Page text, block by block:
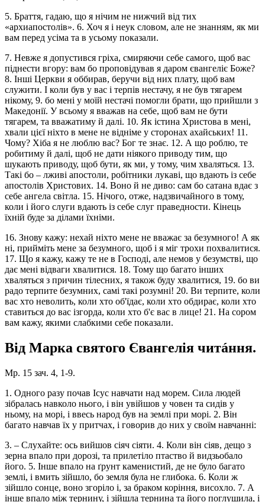
5. Браття, гадаю, що я нічим не нижчий від тих
«архиапостолів». 6. Хоч я і неук словом, але не знанням, як ми
вам перед усіма та в усьому показали.
7. Невже я допустився гріха, смиряючи себе самого, щоб вас
піднести вгору: вам бо проповідував я даром євангеліє Боже?
8. Інші Церкви я оббирав, беручи від них плату, щоб вам
служити. І коли був у вас і терпів нестачу, я не був тягарем
нікому, 9. бо мені у моїй нестачі помогли брати, що прийшли з
Македонії. У всьому я вважав на себе, щоб вам не бути
тягарем, та вважатиму й далі. 10. Як істина Христова в мені,
хвали цієї ніхто в мене не відніме у сторонах ахайських! 11.
Чому? Хіба я не люблю вас? Бог те знає. 12. А що роблю, те
робитиму й далі, щоб не дати ніякого приводу тим, що
шукають приводу, щоб бути, як ми, у тому, чим хваляться. 13.
Такі бо – лживі апостоли, робітники лукаві, що вдають із себе
апостолів Христових. 14. Воно й не диво: сам бо сатана вдає з
себе ангела світла. 15. Нічого, отже, надзвичайного в тому,
коли і його слуги вдають із себе слуг праведности. Кінець
їхній буде за ділами їхніми.
16. Знову кажу: нехай ніхто мене не вважає за безумного! А як
ні, прийміть мене за безумного, щоб і я міг трохи похвалитися.
17. Що я кажу, кажу те не в Господі, але немов у безумстві, що
дає мені відваги хвалитися. 18. Тому що багато інших
хваляться з причин тілесних, я також буду хвалитися, 19. бо ви
радо терпите безумних, самі такі розумні! 20. Ви терпите, коли
вас хто неволить, коли хто об'їдає, коли хто обдирає, коли хто
ставиться до вас ізгорда, коли хто б'є вас в лице! 21. На сором
вам кажу, якими слабкими себе показали.
Від Марка святого Євангелія читáння.
Мр. 15 зач. 4, 1-9.
1. Одного разу почав Ісус навчати над морем. Сила людей
зібралась навколо нього, і він увійшов у човен та сидів у
ньому, на морі, і ввесь народ був на землі при морі. 2. Він
багато навчав їх у притчах, і говорив до них у своїм навчанні:
3. – Слухайте: ось вийшов сіяч сіяти. 4. Коли він сіяв, дещо з
зерна впало при дорозі, та прилетіло птаство й видзьобало
його. 5. Інше впало на ґрунт каменистий, де не було багато
землі, і вмить зійшло, бо земля була не глибока. 6. Коли ж
зійшло сонце, воно згоріло і, за браком коріння, висохло. 7. А
інше впало між тернину, і зійшла тернина та його поглушила, і